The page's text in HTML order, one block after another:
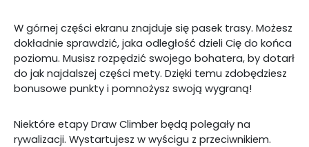
W górnej części ekranu znajduje się pasek trasy. Możesz
dokładnie sprawdzić, jaka odległość dzieli Cię do końca
poziomu. Musisz rozpędzić swojego bohatera, by dotarł
do jak najdalszej części mety. Dzięki temu zdobędziesz
bonusowe punkty i pomnożysz swoją wygraną!
Niektóre etapy Draw Climber będą polegały na
rywalizacji. Wystartujesz w wyścigu z przeciwnikiem.